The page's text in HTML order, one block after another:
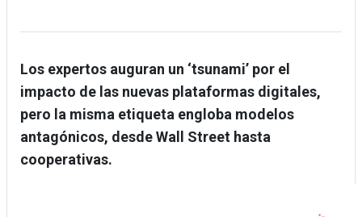
Los expertos auguran un ‘tsunami’ por el
impacto de las nuevas plataformas digitales,
pero la misma etiqueta engloba modelos
antagónicos, desde Wall Street hasta
cooperativas.